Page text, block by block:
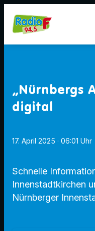
„Nürnbergs
digital
17. April 2025 · 06:01 Uhr
Schnelle
Innenstadtkirchen
Nürnberger